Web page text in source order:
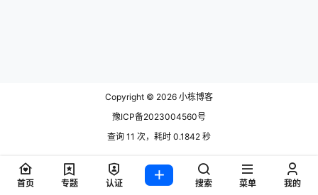
Copyright © 2026 小栋博客
豫ICP备2023004560号
查询 11 次，耗时 0.1842 秒
首页 专题 认证 搜索 菜单 我的